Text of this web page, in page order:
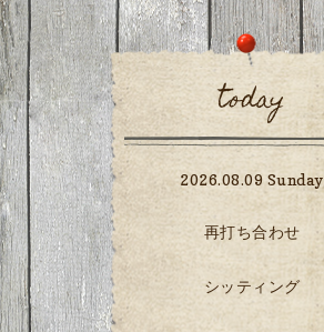
today
2026.08.09 Sunday
再打ち合わせ
シッティング